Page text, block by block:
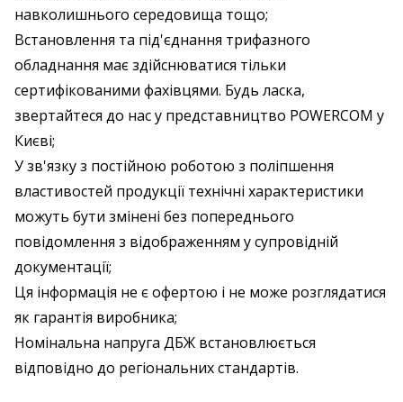
навколишнього середовища тощо;
Встановлення та під'єднання трифазного
обладнання має здійснюватися тільки
сертифікованими фахівцями. Будь ласка,
звертайтеся до нас у представництво POWERCOM у
Києві;
У зв'язку з постійною роботою з поліпшення
властивостей продукції технічні характеристики
можуть бути змінені без попереднього
повідомлення з відображенням у супровідній
документації;
Ця інформація не є офертою і не може розглядатися
як гарантія виробника;
Номінальна напруга ДБЖ встановлюється
відповідно до регіональних стандартів.